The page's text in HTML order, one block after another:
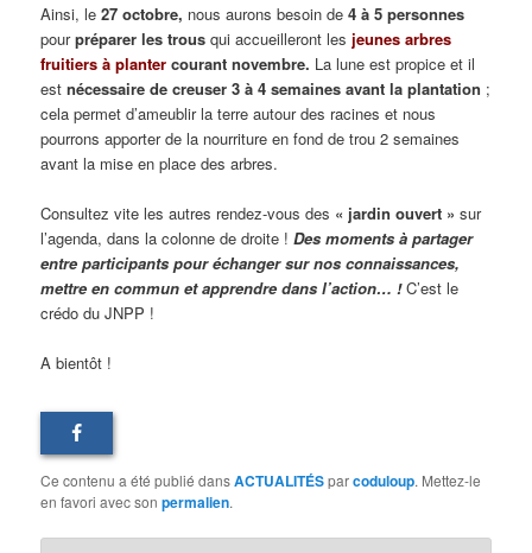
Ainsi, le27 octobre, nous aurons besoin de4 à 5 personnes
pourpréparer les trous qui accueilleront les jeunes arbres
fruitiers à planter courant novembre. La lune est propice et il
estnécessaire de creuser 3 à 4 semaines avant la plantation ;
cela permet d’ameublir la terre autour des racines et nous
pourrons apporter de la nourriture en fond de trou 2 semaines
avant la mise en place des arbres.
Consultez vite les autres rendez-vous des « jardin ouvert » sur
l’agenda, dans la colonne de droite !Des moments à partager
entre participants pour échanger sur nos connaissances,
mettre en commun et apprendre dans l’action… !C’est le
crédo du JNPP !
A bientôt !
Ce contenu a été publié dansACTUALITÉSparcoduloup. Mettez-le
en favori avec sonpermalien.